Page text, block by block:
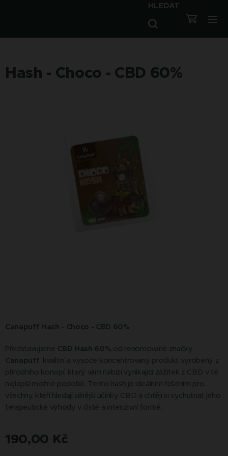
HLEDAT
Hash - Choco - CBD 60%
Canapuff Hash - Choco - CBD 60%
Představujeme CBD Hash 60% od renomované značky
Canapuff, kvalitní a vysoce koncentrovaný produkt vyrobený z
přírodního konopí, který vám nabízí vynikající zážitek z CBD v té
nejlepší možné podobě. Tento hash je ideálním řešením pro
všechny, kteří hledají silnější účinky CBD a chtějí si vychutnat jeho
terapeutické výhody v čisté a intenzivní formě.
190,00 Kč